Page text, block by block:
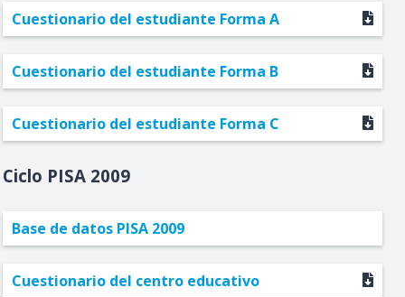
Cuestionario del estudiante Forma A
Cuestionario del estudiante Forma B
Cuestionario del estudiante Forma C
2009
Base de datos PISA 2009
Cuestionario del centro educativo